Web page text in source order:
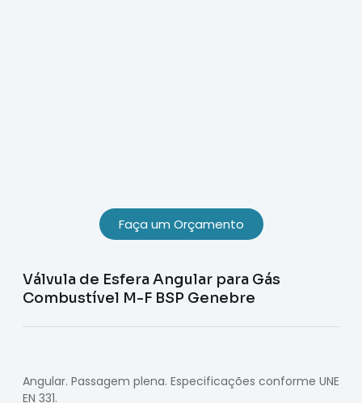
Faça um Orçamento
Válvula de Esfera Angular para Gás
Combustível M-F BSP Genebre
Angular. Passagem plena. Especificações conforme UNE
EN 331.